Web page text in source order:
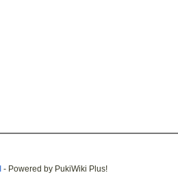
- Powered by PukiWiki Plus!